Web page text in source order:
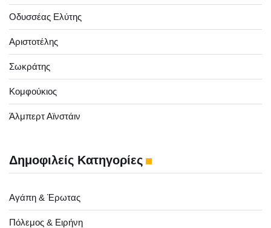
Οδυσσέας Ελύτης
Αριστοτέλης
Σωκράτης
Κομφούκιος
Άλμπερτ Αϊνστάιν
Δημοφιλείς Κατηγορίες
Αγάπη & Έρωτας
Πόλεμος & Ειρήνη